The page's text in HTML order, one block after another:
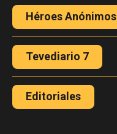
Héroes Anónimos
Tevediario 7
Editoriales